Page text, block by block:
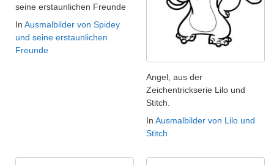
seine erstaunlichen Freunde
In Ausmalbilder von Spidey
und seine erstaunlichen
Freunde
Angel, aus der
Zeichentrickserie Lilo und
Stitch.
In Ausmalbilder von Lilo und
Stitch